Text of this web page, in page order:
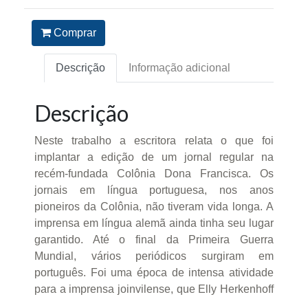
Comprar
Descrição Informação adicional
Descrição
Neste trabalho a escritora relata o que foi
implantar a edição de um jornal regular na
recém-fundada Colônia Dona Francisca. Os
jornais em língua portuguesa, nos anos
pioneiros da Colônia, não tiveram vida longa. A
imprensa em língua alemã ainda tinha seu lugar
garantido. Até o final da Primeira Guerra
Mundial, vários periódicos surgiram em
português. Foi uma época de intensa atividade
para a imprensa joinvilense, que Elly Herkenhoff